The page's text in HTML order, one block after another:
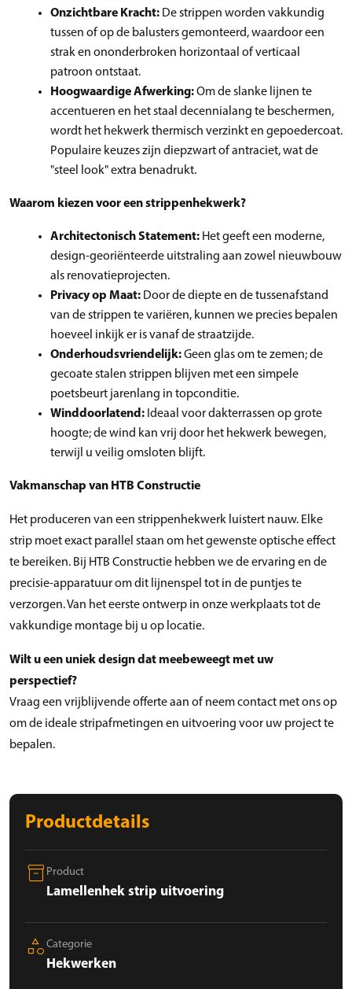
Onzichtbare Kracht: De strippen worden vakkundig
tussen of op de balusters gemonteerd, waardoor een
strak en ononderbroken horizontaal of verticaal
patroon ontstaat.
Hoogwaardige Afwerking:Om de slanke lijnen te
accentueren en het staal decennialang te beschermen,
wordt het hekwerk thermisch verzinkt en gepoedercoat.
Populaire keuzes zijn diepzwart of antraciet, wat de
"steel look" extra benadrukt.
Waarom kiezen voor een strippenhekwerk?
Architectonisch Statement: Het geeft een moderne,
design-georiënteerde uitstraling aan zowel nieuwbouw
als renovatieprojecten.
Privacy op Maat: Door de diepte en de tussenafstand
van de strippen te variëren, kunnen we precies bepalen
hoeveel inkijk er is vanaf de straatzijde.
Onderhoudsvriendelijk:Geen glas om te zemen; de
gecoate stalen strippen blijven met een simpele
poetsbeurt jarenlang in topconditie.
Winddoorlatend: Ideaal voor dakterrassen op grote
hoogte; de wind kan vrij door het hekwerk bewegen,
terwijl u veilig omsloten blijft.
Vakmanschap van HTB Constructie
Het produceren van een strippenhekwerk luistert nauw. Elke
strip moet exact parallel staan om het gewenste optische effect
te bereiken. Bij HTB Constructie hebben we de ervaring en de
precisie-apparatuur om dit lijnenspel tot in de puntjes te
verzorgen. Van het eerste ontwerp in onze werkplaats tot de
vakkundige montage bij u op locatie.
Wilt u een uniek design dat meebeweegt met uw
perspectief?
Vraag een vrijblijvende offerte aan of neem contact met ons op
om de ideale stripafmetingen en uitvoering voor uw project te
bepalen.
Productdetails
inventory_2 Product
Lamellenhek strip uitvoering
category Categorie
Hekwerken